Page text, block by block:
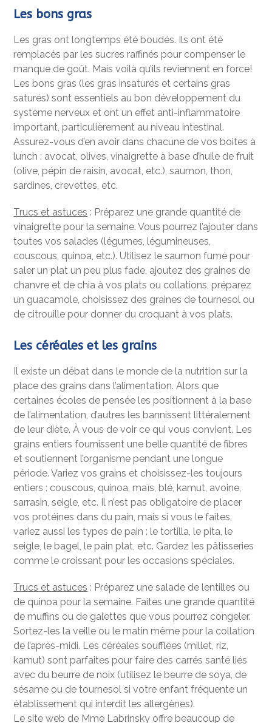
Les bons gras
Les gras ont longtemps été boudés. Ils ont été
remplacés par les sucres raffinés pour compenser le
manque de goût. Mais voilà qu’ils reviennent en force!
Les bons gras (les gras insaturés et certains gras
saturés) sont essentiels au bon développement du
système nerveux et ont un effet anti-inflammatoire
important, particulièrement au niveau intestinal.
Assurez-vous d’en avoir dans chacune de vos boites à
lunch : avocat, olives, vinaigrette à base d’huile de fruit
(olive, pépin de raisin, avocat, etc.), saumon, thon,
sardines, crevettes, etc.
Trucs et astuces : Préparez une grande quantité de
vinaigrette pour la semaine. Vous pourrez l’ajouter dans
toutes vos salades (légumes, légumineuses,
couscous, quinoa, etc.). Utilisez le saumon fumé pour
saler un plat un peu plus fade, ajoutez des graines de
chanvre et de chia à vos plats ou collations, préparez
un guacamole, choisissez des graines de tournesol ou
de citrouille pour donner du croquant à vos plats.
Les céréales et les grains
Il existe un débat dans le monde de la nutrition sur la
place des grains dans l’alimentation. Alors que
certaines écoles de pensée les positionnent à la base
de l’alimentation, d’autres les bannissent littéralement
de leur diète. À vous de voir ce qui vous convient. Les
grains entiers fournissent une belle quantité de fibres
et soutiennent l’organisme pendant une longue
période. Variez vos grains et choisissez-les toujours
entiers : couscous, quinoa, maïs, blé, kamut, avoine,
sarrasin, seigle, etc. Il n’est pas obligatoire de placer
vos protéines dans du pain, mais si vous le faites,
variez aussi les types de pain : le tortilla, le pita, le
seigle, le bagel, le pain plat, etc. Gardez les pâtisseries
comme le croissant pour les occasions spéciales.
Trucs et astuces : Préparez une salade de lentilles ou
de quinoa pour la semaine. Faites une grande quantité
de muffins ou de galettes que vous pourrez congeler.
Sortez-les la veille ou le matin même pour la collation
de l’après-midi. Les céréales soufflées (millet, riz,
kamut) sont parfaites pour faire des carrés santé liés
avec du beurre de noix (utilisez le beurre de soya, de
sésame ou de tournesol si votre enfant fréquente un
établissement qui interdit les allergènes).
Le site web de Mme Labrinsky offre beaucoup de